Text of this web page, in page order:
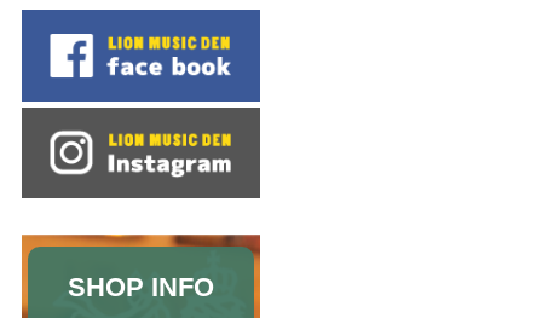
SHOP INFO